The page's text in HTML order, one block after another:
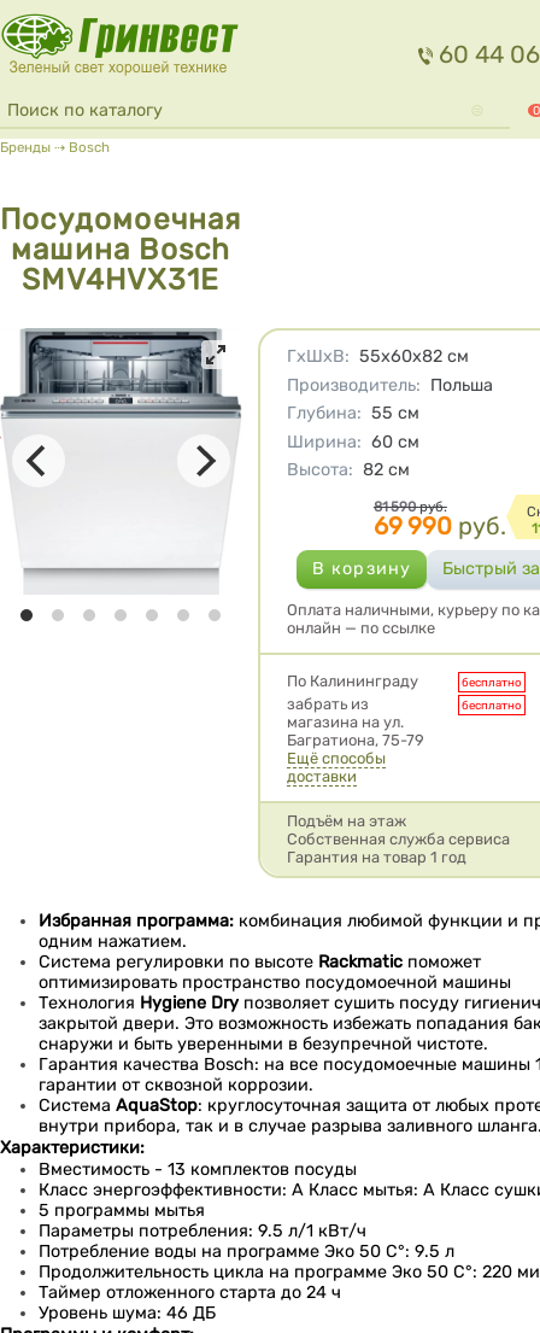
Перейти к основному содержанию
60 44 06
Форма поиска
Поиск 0
Вы здесь
Бренды ⇢ Bosch
Посудомоечная
машина Bosch
SMV4HVX31E
Характеристики
ГхШхВ: 55х60х82 см
Производитель: Польша
Глубина: 55 см
Ширина: 60 см
Высота: 82 см
Цена
81 590 руб.
69 990 руб.
Оплата наличными, курьеру по
онлайн — по ссылке
Условия доставки
По Калининграду бесплатно
забрать из
магазина на ул.
Багратиона, 75-79
бесплатно
Ещё способы
доставки
Подъём на этаж
Собственная служба сервиса
Гарантия на товар 1 год
Избранная программа: комбинация любимой функции и
одним нажатием.
Система регулировки по высоте Rackmatic поможет
оптимизировать пространство посудомоечной машины
Технология Hygiene Dry позволяет сушить посуду
закрытой двери. Это возможность избежать попадания
снаружи и быть уверенными в безупречной чистоте.
Гарантия качества Bosch: на все посудомоечные машины
гарантии от сквозной коррозии.
СистемаAquaStop: круглосуточная защита от любых
внутри прибора, так и в случае разрыва заливного
Характеристики:
Вместимость - 13 комплектов посуды
Класс энергоэффективности: A Класс мытья: A Класс
5 программы мытья
Параметры потребления: 9.5 л/1 кВт/ч
Потребление воды на программе Эко 50 C°: 9.5 л
Продолжительность цикла на программе Эко 50 C°: 220
Таймер отложенного старта до 24 ч
Уровень шума: 46 ДБ